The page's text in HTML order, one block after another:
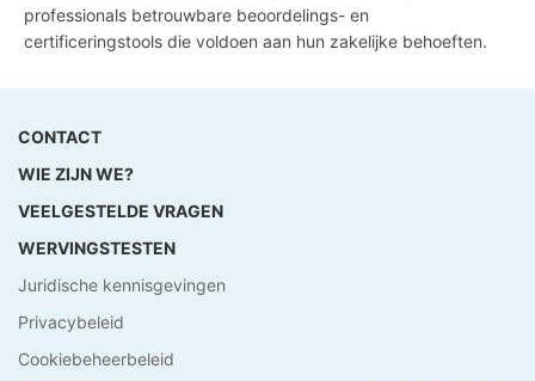
professionals betrouwbare beoordelings- en
certificeringstools die voldoen aan hun zakelijke behoeften.
CONTACT
WIE ZIJN WE?
VEELGESTELDE VRAGEN
WERVINGSTESTEN
Juridische kennisgevingen
Privacybeleid
Cookiebeheerbeleid